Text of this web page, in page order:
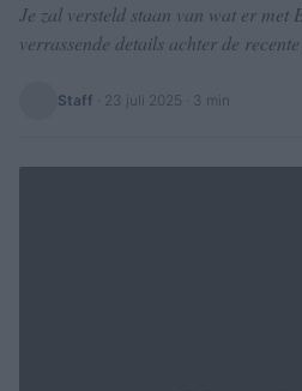
Je zal versteld staan van wat er met
verrassende details achter de
Staff 23 juli 2025 · 3 min